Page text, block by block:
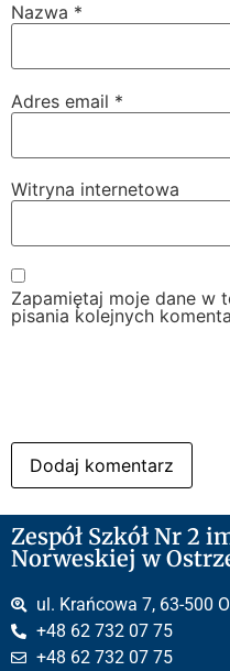
Nazwa *
Adres email *
Witryna internetowa
Zapamiętaj moje dane w
pisania kolejnych
Zespół Szkół Nr 2
Norweskiej w
ul. Krańcowa 7, 63-500
+48 62 732 07 75
+48 62 732 07 75